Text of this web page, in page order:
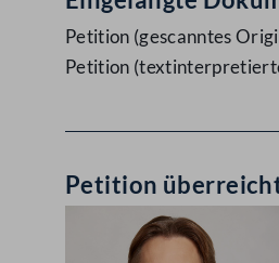
Petition (gescanntes
Petition
Petition